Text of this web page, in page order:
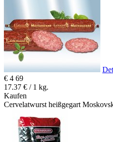
€ 4 69
17.37 € / 1 kg.
Kaufen
Cervelatwurst heißgegart